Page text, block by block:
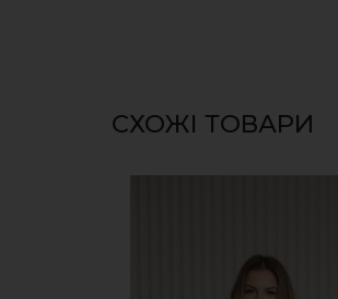
СХОЖІ ТОВАРИ